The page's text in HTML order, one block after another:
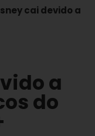
cai devido a
a
do